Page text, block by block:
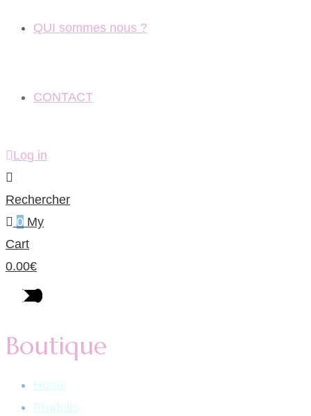
QUI sommes nous ?
CONTACT
Log in
Rechercher
0 My
Cart
0.00€
Boutique
Home
Produits